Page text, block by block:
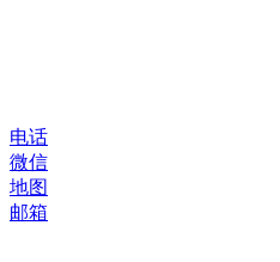
电话
微信
地图
邮箱